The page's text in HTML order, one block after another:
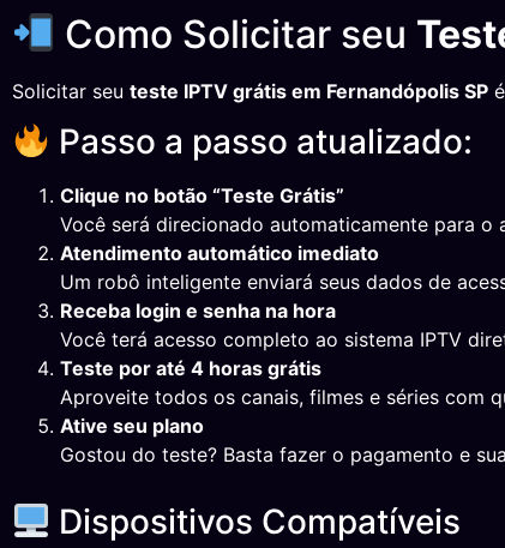
Como Solicitar seu
Solicitar seu teste IPTV grátis em Fernandópolis SP
Passo a passo atualizado:
Clique no botão “Teste Grátis”
Você será direcionado automaticamente para o
Atendimento automático imediato
Um robô inteligente enviará seus dados de
Receba login e senha na hora
Você terá acesso completo ao sistema IPTV
Teste por até 4 horas grátis
Aproveite todos os canais, filmes e séries com
Ative seu plano
Gostou do teste? Basta fazer o pagamento e
Dispositivos Compatíveis